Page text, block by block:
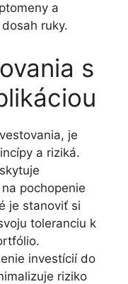
a
ruky.
s
je
a riziká.
pochopenie
je stanoviť si
toleranciu k
investícií do
riziko